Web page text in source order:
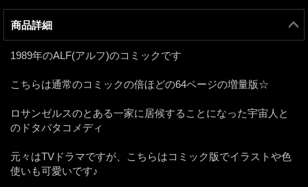
商品詳細
1989年のALF(アルフ)のコミックです
こちらは通常のコミックの倍ほどの64ページの増量版☆
ロサンゼルスのとある一家に居候することになった宇宙人と
のドタバタコメディ
元々はTVドラマですが、こちらはコミック版でイラストや色
使いも可愛いです♪